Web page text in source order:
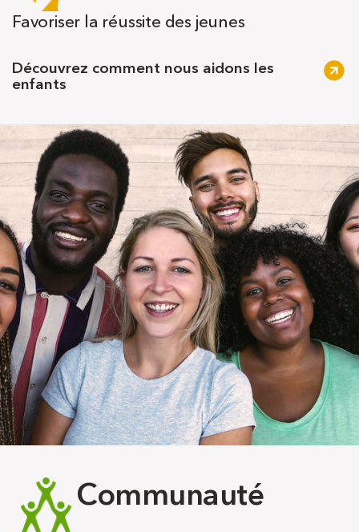
Favoriser la réussite des jeunes
Découvrez comment nous aidons les
enfants
Communauté